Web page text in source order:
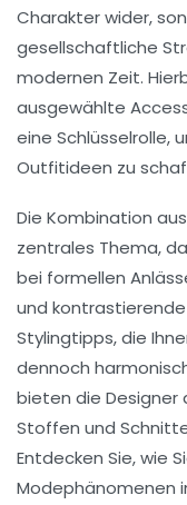
Charakter wider,
gesellschaftliche
modernen Zeit.
ausgewählte
eine Schlüsselrolle,
Outfitideen zu
Die Kombination
zentrales Thema,
bei formellen
und
Stylingtipps, die
dennoch
bieten die Designer
Stoffen und
Entdecken Sie, wie
Modephänomenen